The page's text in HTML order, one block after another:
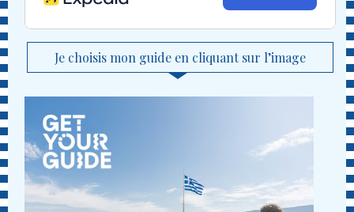
Je choisis mon guide en cliquant sur l’image